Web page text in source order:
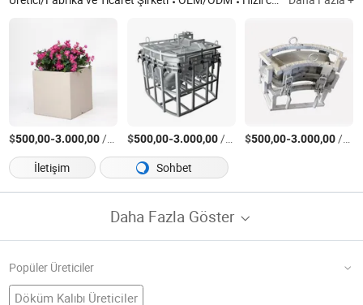
$500,00-3.000,00/Parça $500,00-3.000,00/Parça $500,00-3.000,00/Parça
İletişim
Sohbet
Daha Fazla Göster
Popüler Üreticiler
Döküm Kalıbı Üreticiler